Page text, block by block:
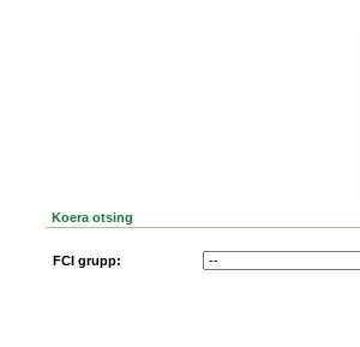
Koera otsing
FCI grupp: